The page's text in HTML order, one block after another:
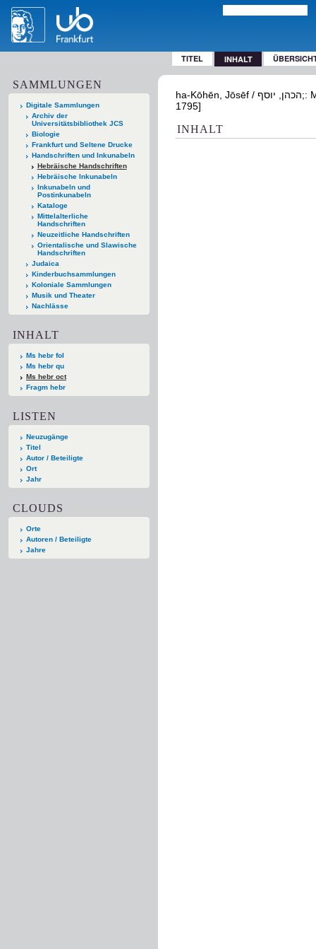
TITEL INHALT
SAMMLUNGEN
Digitale Sammlungen
Archiv der
Universitätsbibliothek JCS
Biologie
Frankfurt und Seltene Drucke
Handschriften und Inkunabeln
Hebräische Handschriften
Hebräische Inkunabeln
Inkunabeln und
Postinkunabeln
Kataloge
Mittelalterliche
Handschriften
Neuzeitliche Handschriften
Orientalische und Slawische
Handschriften
Judaica
Kinderbuchsammlungen
Koloniale Sammlungen
Musik und Theater
Nachlässe
INHALT
Ms hebr fol
Ms hebr qu
Ms hebr oct
Fragm hebr
LISTEN
Neuzugänge
Titel
Autor / Beteiligte
Ort
Jahr
CLOUDS
Orte
Autoren / Beteiligte
Jahre
ha-Kōhēn, Jōsēf / הכהן, יוסף;: Ms. hebr. oct. 221 - Ṿe-ḳamats ha-kohenוקמץ הכהן. Krotoschin, [1792-
1795]
INHALT